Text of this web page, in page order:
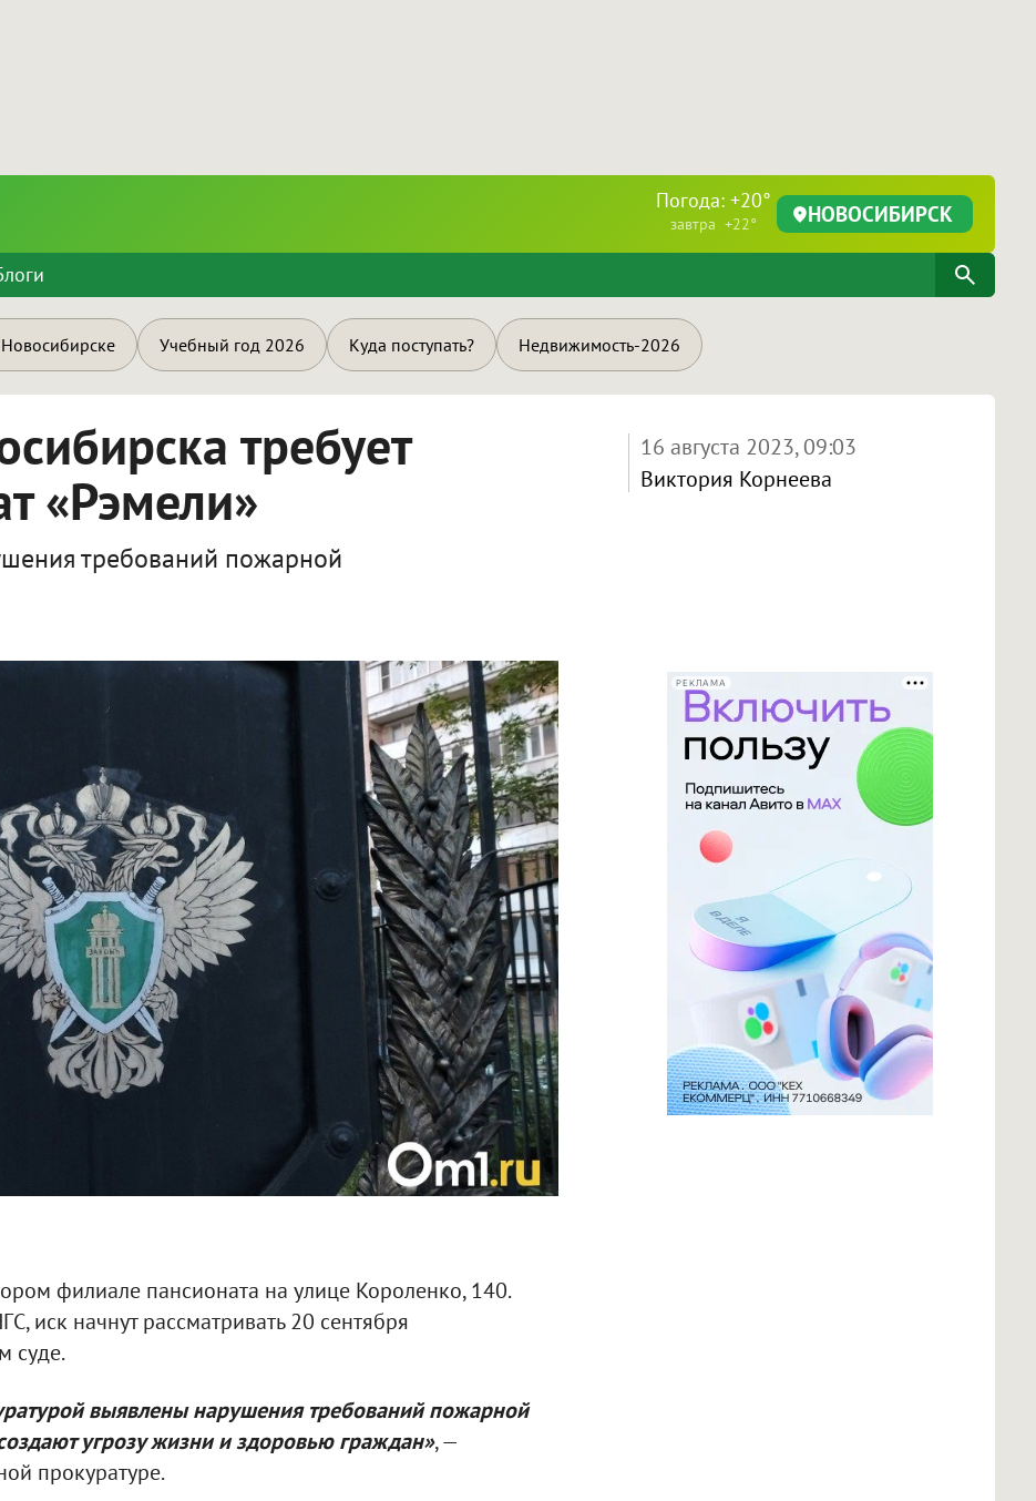
Погода: +20°
завтра +22° НОВОСИБИРСК
Учебный год 2026 Куда поступать? Недвижимость-2026
требует
«Рэмели»
требований пожарной
16 августа 2023, 09:03
Виктория Корнеева
РЕКЛАМА
филиале пансионата на улице Короленко, 140.
иск начнут рассматривать 20 сентября
суде.
выявлены нарушения требований пожарной
угрозу жизни и здоровью граждан», —
прокуратуре.